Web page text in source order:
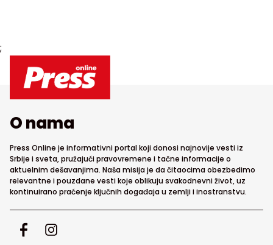
;
O nama
Press Online je informativni portal koji donosi najnovije vesti iz
Srbije i sveta, pružajući pravovremene i tačne informacije o
aktuelnim dešavanjima. Naša misija je da čitaocima obezbedimo
relevantne i pouzdane vesti koje oblikuju svakodnevni život, uz
kontinuirano praćenje ključnih događaja u zemlji i inostranstvu.